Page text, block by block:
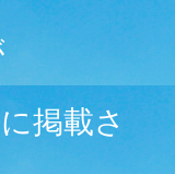
掲載さ